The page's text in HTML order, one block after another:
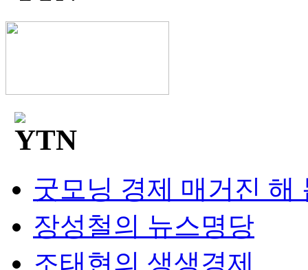
굿모닝 경제 매거진 해
장성철의 뉴스명당
조태현의 생생경제